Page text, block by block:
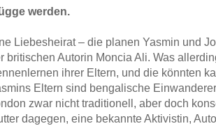
werden.
Liebesheirat – die planen Yasmin und
britischen Autorin Moncia Ali. Was
ihrer Eltern, und die könnten
Eltern sind bengalische
zwar nicht traditionell, aber doch
dagegen, eine bekannte Aktivistin,